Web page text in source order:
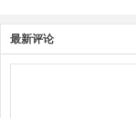
最新评论